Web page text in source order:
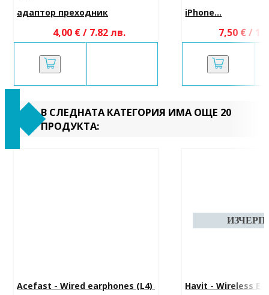
адаптор преходник
4,00 € / 7.82 лв.
iPhone...
7,50 € /
В СЛЕДНАТА КАТЕГОРИЯ ИМА ОЩЕ 20
ПРОДУКТА:
Acefast - Wired earphones (L4) Havit - Wireless